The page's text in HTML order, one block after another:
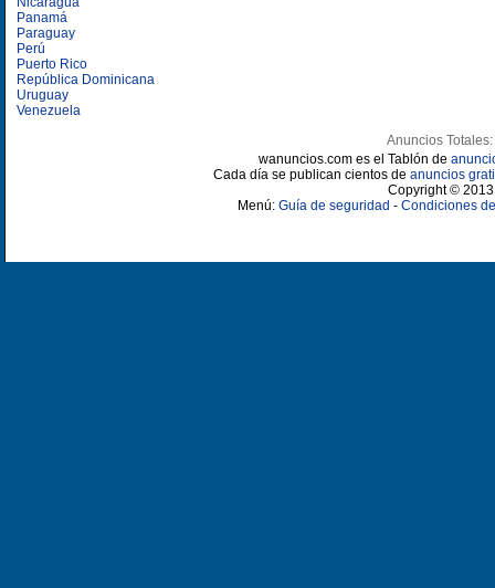
Panamá
Paraguay
Perú
Puerto Rico
República Dominicana
Uruguay
Venezuela
Anuncios Totales:
wanuncios.com es el Tablón de
Cada día se publican cientos de anuncios
Copyright ©
Menú: Guía de seguridad - Condiciones